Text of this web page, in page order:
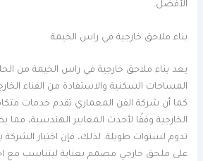
الأفضل.
بناء ملاحق خارجية في راس الخيمة
يعد بناء ملاحق خارجية في راس الخيمة من
المساحات السكنية والاستفادة من الفناء
كما أن شركة الفن المعماري تقدم خدمات
الخارجية وفقًا لأحدث المعايير الهندسية، مما
تدوم لسنوات طويلة. لذلك، فإن اختيار
على ملحق خارجي مصمم بعناية ليتناسب مع